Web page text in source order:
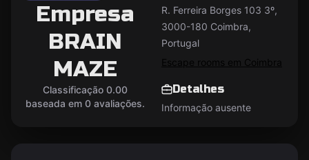
Empresa
BRAIN
MAZE
Classificação 0.00
baseada em 0 avaliações.
R. Ferreira Borges 103 3º,
3000-180 Coimbra,
Portugal
Escape rooms em Coimbra
Detalhes
Informação ausente